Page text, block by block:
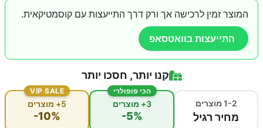
המוצר זמין לרכישה אך ורק דרך התייעצות עם קוסמטיקאית.
התייעצות בוואטסאפ
קנו יותר, חסכו יותר
1-2 מוצרים
מחיר רגיל
הכי פופולרי
3+ מוצרים
-5%
VIP SALE
5+ מוצרים
-10%